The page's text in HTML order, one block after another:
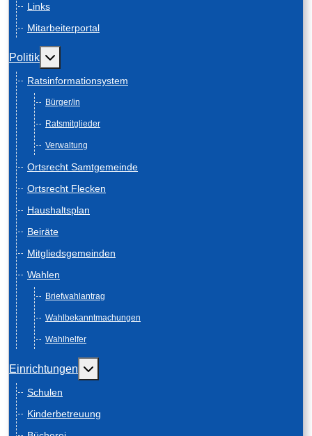
Links
Mitarbeiterportal
Politik Weitere Informationen: Politik
Ratsinformationsystem
Bürger/in
Ratsmitglieder
Verwaltung
Ortsrecht Samtgemeinde
Ortsrecht Flecken
Haushaltsplan
Beiräte
Mitgliedsgemeinden
Wahlen
Briefwahlantrag
Wahlbekanntmachungen
Wahlhelfer
Einrichtungen Weitere Informationen: Einrichtungen
Schulen
Kinderbetreuung